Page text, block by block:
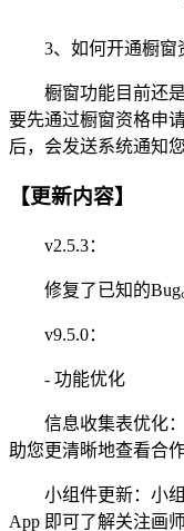
3、如何开通橱窗
橱窗功能目前还是
要先通过橱窗资格申
后，会发送系统通知
【更新内容】
v2.5.3：
修复了已知的Bug
v9.5.0：
- 功能优化
信息收集表优化：
助您更清晰地查看合作
小组件更新：小组
App 即可了解关注画